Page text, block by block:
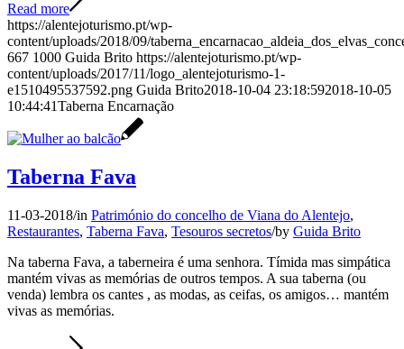
Read more
https://alentejoturismo.pt/wp-
content/uploads/2018/09/
667 1000 Guida Brito https://alentejoturismo.pt/wp-
content/uploads/2017/11/logo_alentejoturismo-1-
e1510495537592.png Guida Brito2018-10-04 23:18:592018-10-05
10:44:41Taberna Encarnação
Taberna Fava
11-03-2018/in Património do concelho de Viana do Alentejo,
Restaurantes, Taberna Fava, Tesouros secretos/by Guida Brito
Na taberna Fava, a taberneira é uma senhora. Tímida mas simpática
mantém vivas as memórias de outros tempos. A sua taberna (ou
venda) lembra os cantes , as modas, as ceifas, os amigos… mantém
vivas as memórias.